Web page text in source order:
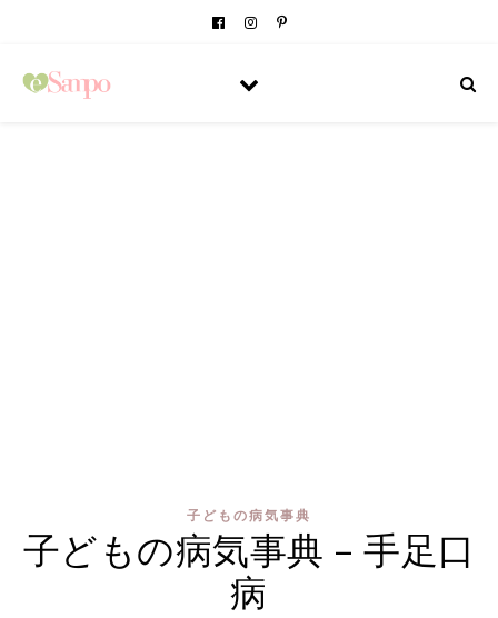
子どもの病気事典
子どもの病気事典 – 手足口
病